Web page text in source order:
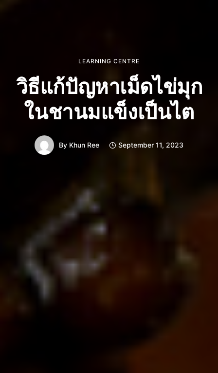
LEARNING CENTRE
วิธีแก้ปัญหาเม็ดไข่มุก
ในชานมแข็งเป็นไต
By Khun Ree September 11, 2023